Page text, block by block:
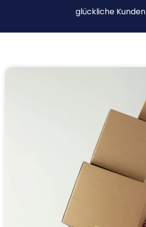
glückliche Kunden